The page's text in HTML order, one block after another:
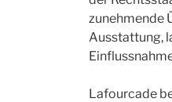
zunehmende
Ausstattung,
Lafourcade